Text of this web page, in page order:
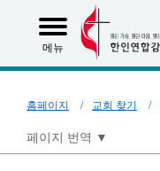
메뉴
홈페이지 교회 찾기
페이지 번역 ▼